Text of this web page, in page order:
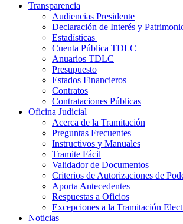
Transparencia
Audiencias Presidente
Declaración de Interés y
Estadísticas
Cuenta Pública TDLC
Anuarios TDLC
Presupuesto
Estados Financieros
Contratos
Contrataciones Públicas
Oficina Judicial
Acerca de la Tramitación
Preguntas Frecuentes
Instructivos y Manuales
Tramite Fácil
Validador de Documentos
Criterios de Autorizaciones de
Aporta Antecedentes
Respuestas a Oficios
Excepciones a la Tramitación
Noticias